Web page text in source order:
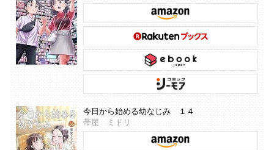
今日から始める幼なじみ １４
帯屋 ミドリ